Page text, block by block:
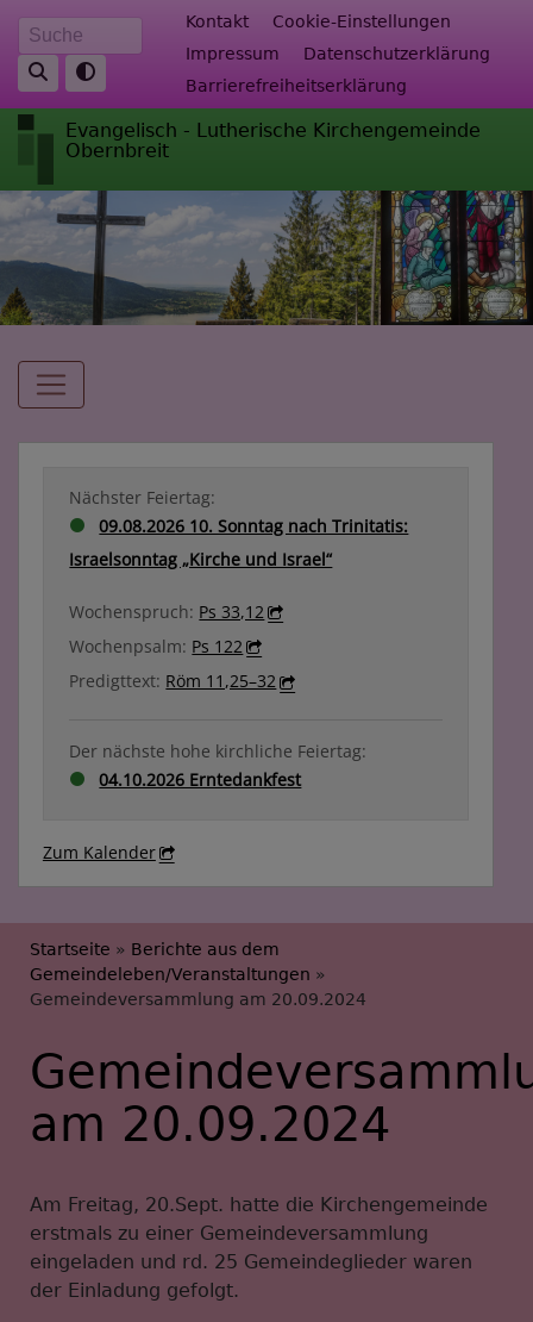
Direkt
zum
Inhalt
Suche Fußbereichsmenü
Kontakt
Cookie-Einstellungen
Impressum
Datenschutzerklärung
Barrierefreiheitserklärung
Evangelisch - Lutherische Kirchengemeinde
Obernbreit
Hauptnavigation
Nächster Feiertag:
09.08.2026 10. Sonntag nach Trinitatis:
Israelsonntag „Kirche und Israel“
Wochenspruch: Ps 33,12
Wochenpsalm: Ps 122
Predigttext: Röm 11,25–32
Der nächste hohe kirchliche Feiertag:
04.10.2026 Erntedankfest
Zum Kalender
Breadcrumb
Startseite
Berichte aus dem
Gemeindeleben/Veranstaltungen
Gemeindeversammlung am 20.09.2024
am 20.09.2024
Am Freitag, 20.Sept. hatte die Kirchengemeinde
erstmals zu einer Gemeindeversammlung
eingeladen und rd. 25 Gemeindeglieder waren
der Einladung gefolgt.